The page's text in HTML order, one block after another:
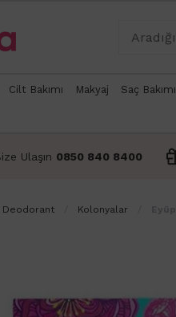
Cilt Bakımı Makyaj Saç Bakımı
Ulaşın 0850 840 8400
Deodorant Kolonyalar